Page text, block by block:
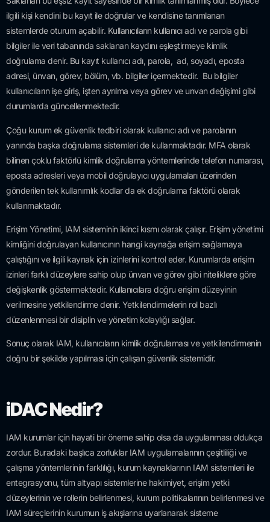
ilgili kişi kendini bu kayıt ile doğrular ve kendisine tanımlanan
sistemlerde oturum açabilir. Kullanıcıların kullanıcı adı ve parola gibi
bilgiler ile veri tabanında saklanan kaydını eşleştirmeye kimlik
doğrulama denir. Bu kayıt kullanıcı adı, parola, ad, soyadı, eposta
adresi, ünvan, görev, bölüm, vb. bilgiler içermektedir. Bu bilgiler
kullanıcıların işe giriş, işten ayrılma veya görev ve unvan değişimi gibi
durumlarda güncellenmektedir.
Çoğu kurum ek güvenlik tedbiri olarak kullanıcı adı ve parolanın
yanında başka doğrulama sistemleri de kullanmaktadır. MFA olarak
bilinen çoklu faktörlü kimlik doğrulama yöntemlerinde telefon numarası,
eposta adresleri veya mobil doğrulayıcı uygulamaları üzerinden
gönderilen tek kullanımlık kodlar da ek doğrulama faktörü olarak
kullanmaktadır.
Erişim Yönetimi, IAM sisteminin ikinci kısmı olarak çalışır. Erişim yönetimi
kimliğini doğrulayan kullanıcının hangi kaynağa erişim sağlamaya
çalıştığını ve ilgili kaynak için izinlerini kontrol eder. Kurumlarda erişim
izinleri farklı düzeylere sahip olup ünvan ve görev gibi niteliklere göre
değişkenlik göstermektedir. Kullanıcılara doğru erişim düzeyinin
verilmesine yetkilendirme denir. Yetkilendirmelerin rol bazlı
düzenlenmesi bir disiplin ve yönetim kolaylığı sağlar.
Sonuç olarak IAM, kullanıcıların kimlik doğrulaması ve yetkilendirmenin
doğru bir şekilde yapılması için çalışan güvenlik sistemidir.
iDAC Nedir?
IAM kurumlar için hayati bir öneme sahip olsa da uygulanması oldukça
zordur. Buradaki başlıca zorluklar IAM uygulamalarının çeşitliliği ve
çalışma yöntemlerinin farklılığı, kurum kaynaklarının IAM sistemleri ile
entegrasyonu, tüm altyapı sistemlerine hakimiyet, erişim yetki
düzeylerinin ve rollerin belirlenmesi, kurum politikalarının belirlenmesi ve
IAM süreçlerinin kurumun iş akışlarına uyarlanarak sisteme